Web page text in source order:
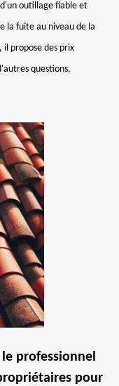
outillage fiable et
la fuite au niveau de la
propose des prix
questions,
professionnel
pour